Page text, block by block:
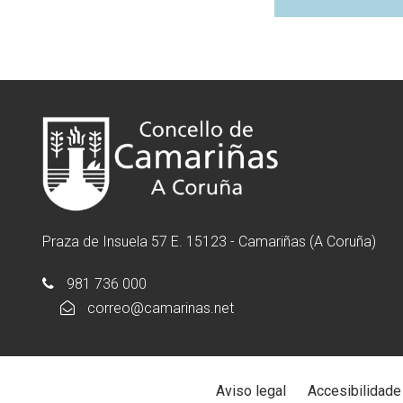
Praza de Insuela 57 E. 15123 - Camariñas (A Coruña)
981 736 000
correo@camarinas.net
Aviso legal Accesibilidade